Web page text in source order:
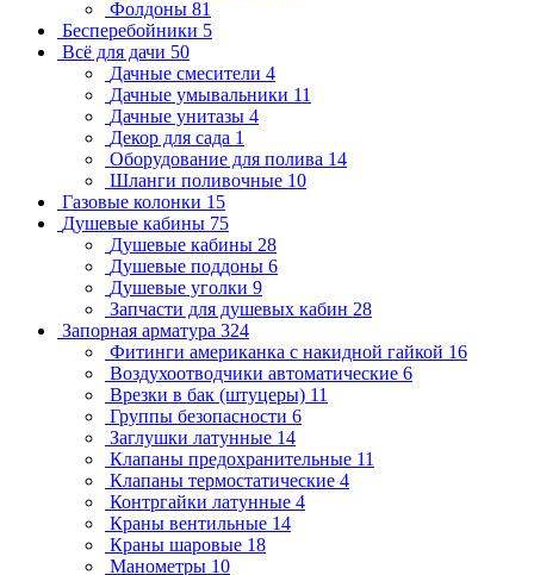
Фолдоны 81
Бесперебойники 5
Всё для дачи 50
Дачные смесители 4
Дачные умывальники 11
Дачные унитазы 4
Декор для сада 1
Оборудование для полива 14
Шланги поливочные 10
Газовые колонки 15
Душевые кабины 75
Душевые кабины 28
Душевые поддоны 6
Душевые уголки 9
Запчасти для душевых кабин 28
Запорная арматура 324
Фитинги американка с накидной гайкой 16
Воздухоотводчики автоматические 6
Врезки в бак (штуцеры) 11
Группы безопасности 6
Заглушки латунные 14
Клапаны предохранительные 11
Клапаны термостатические 4
Контргайки латунные 4
Краны вентильные 14
Краны шаровые 18
Манометры 10